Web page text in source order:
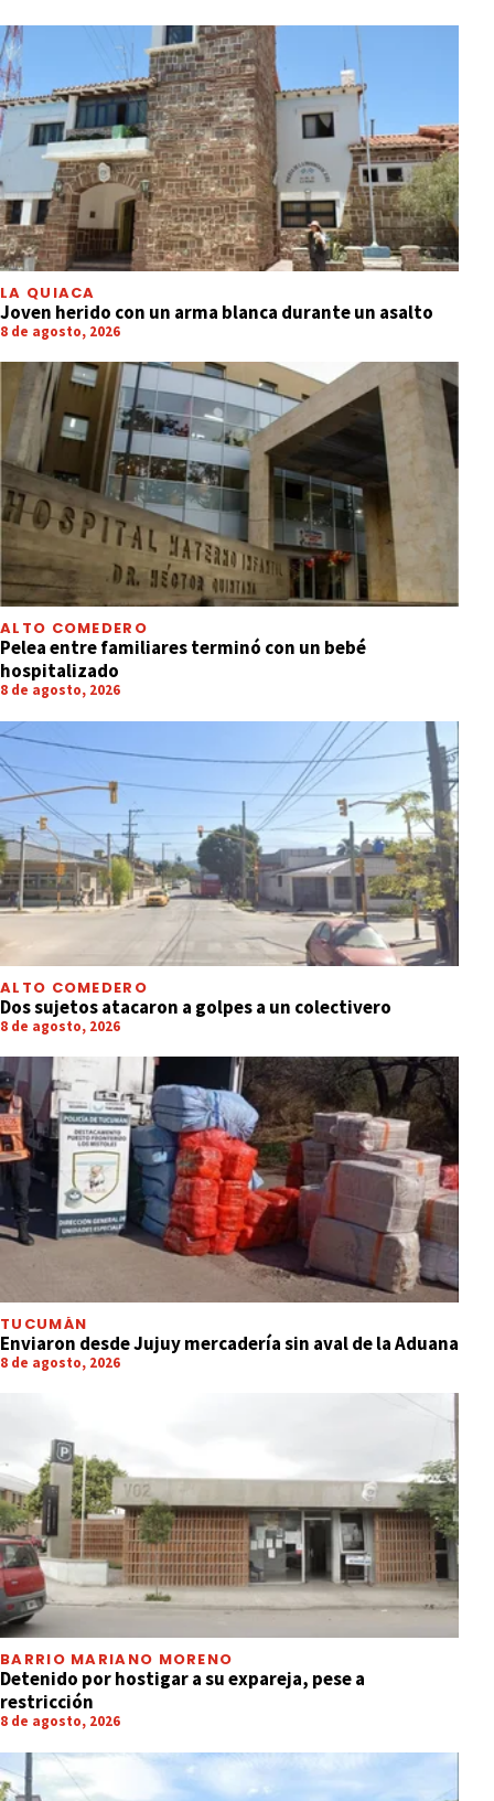
LA QUIACA
Joven herido con un arma blanca durante un asalto
8 de agosto, 2026
ALTO COMEDERO
Pelea entre familiares terminó con un bebé
hospitalizado
8 de agosto, 2026
ALTO COMEDERO
Dos sujetos atacaron a golpes a un colectivero
8 de agosto, 2026
TUCUMÁN
Enviaron desde Jujuy mercadería sin aval de la Aduana
8 de agosto, 2026
BARRIO MARIANO MORENO
Detenido por hostigar a su expareja, pese a
restricción
8 de agosto, 2026